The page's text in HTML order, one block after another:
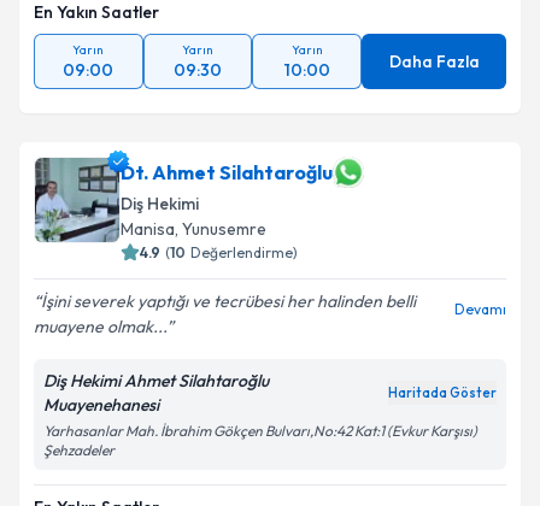
En Yakın Saatler
Yarın
09:00
Yarın
09:30
Yarın
10:00 Daha Fazla
Dt. Ahmet Silahtaroğlu
Diş Hekimi
Manisa, Yunusemre
4.9 (10 Değerlendirme)
İşini severek yaptığı ve tecrübesi her halinden belli
muayene olmak...
Devamı
Diş Hekimi Ahmet Silahtaroğlu
Muayenehanesi
Haritada Göster
Yarhasanlar Mah. İbrahim Gökçen Bulvarı,No:42 Kat:1 (Evkur Karşısı)
Şehzadeler